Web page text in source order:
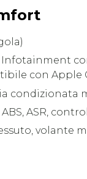
con Apple
condizionata
ASR,
volante